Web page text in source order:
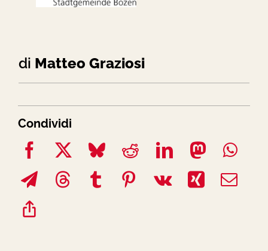
di Matteo Graziosi
Condividi